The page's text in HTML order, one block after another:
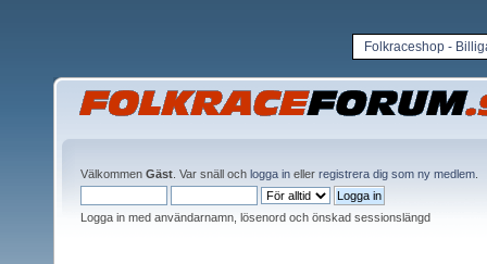
Folkraceshop -
Välkommen Gäst . Var snäll och logga in eller registrera dig som ny medlem
Logga in med användarnamn, lösenord och önskad sessionslängd